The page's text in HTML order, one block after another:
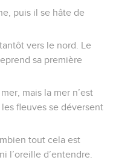
puis il se hâte de
vers le nord. Le
sa première
mais la mer n’est
fleuves se déversent
tout cela est
l’oreille d’entendre.